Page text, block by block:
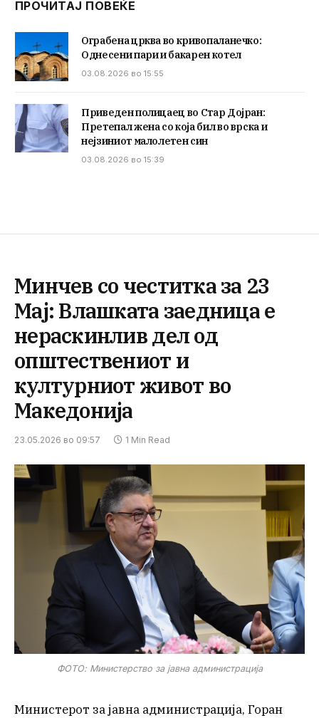
ПРОЧИТАЈ ПОВЕЌЕ
Ограбена црква во кривопаланечко:
Однесени пари и бакарен котел
03.08.2026 во 15:55
Приведен полицаец во Стар Дојран:
Претепал жена со која бил во врска и
нејзиниот малолетен син
03.08.2026 во 15:39
Минчев со честитка за 23
Мај: Влашката заедница е
нераскинлив дел од
општествениот и
културниот живот во
Македонија
23.05.2026 во 09:57 1 Min Read
ФОТО: Министерство за јавна администрација
Министерот за јавна администрација, Горан